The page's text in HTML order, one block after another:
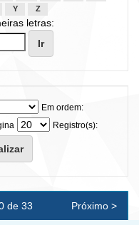
Y Z
letras:
Em ordem:
Registro(s):
de 33 Próximo >